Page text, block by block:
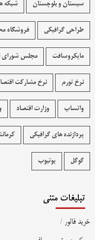
سیستان و بلوچستان شبکه
طراحی گرافیکی فروشگاه
مایکروسافت مجلس شورای
نرخ تورم نرخ مشارکت
واتساپ وزارت اقتصاد
پردازنده های گرافیکی
گوگل یوتیوب
تبلیغات متنی
خرید فالور /